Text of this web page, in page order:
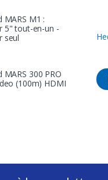
MARS M1 :
5" tout-en-un -
seul
MARS 300 PRO
(100m) HDMI